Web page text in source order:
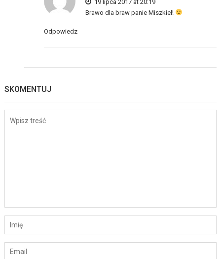
19 lipca 2017 at 20:19
Brawo dla braw panie Miszkiel!
Odpowiedz
SKOMENTUJ